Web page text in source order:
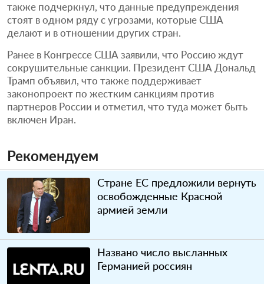
также подчеркнул, что данные предупреждения
стоят в одном ряду с угрозами, которые США
делают и в отношении других стран.
Ранее в Конгрессе США заявили, что Россию ждут
сокрушительные санкции. Президент США Дональд
Трамп объявил, что также поддерживает
законопроект по жестким санкциям против
партнеров России и отметил, что туда может быть
включен Иран.
Рекомендуем
Стране ЕС предложили вернуть
освобожденные Красной
армией земли
Названо число высланных
Германией россиян